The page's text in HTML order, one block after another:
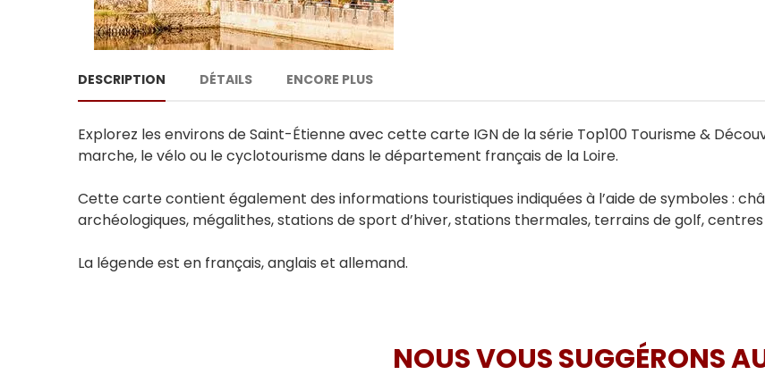
DESCRIPTION DÉTAILS ENCORE PLUS
Explorez les environs de Saint-Étienne avec cette carte IGN de la série Top100 Tourisme &
marche, le vélo ou le cyclotourisme dans le département français de la Loire.
Cette carte contient également des informations touristiques indiquées à l’aide de symboles :
archéologiques, mégalithes, stations de sport d’hiver, stations thermales, terrains de golf,
La légende est en français, anglais et allemand.
NOUS VOUS SUGGÉRONS